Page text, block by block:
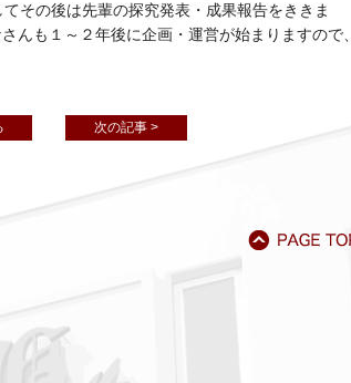
その後は先輩の探究発表・成果報告をききま
んも１～２年後に企画・運営が始まりますので、
次の記事 >